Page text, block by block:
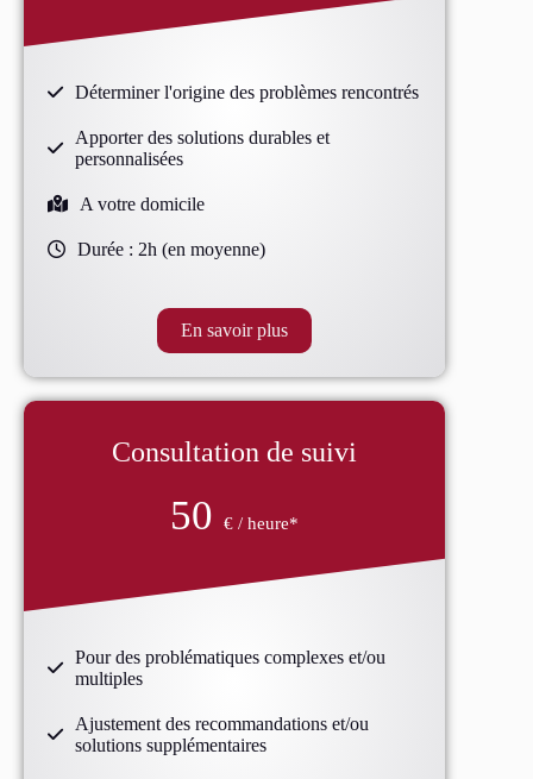
Déterminer l'origine des problèmes rencontrés
Apporter des solutions durables et
personnalisées
A votre domicile
Durée : 2h (en moyenne)
En savoir plus
Consultation de suivi
50€ / heure*
Pour des problématiques complexes et/ou
multiples
Ajustement des recommandations et/ou
solutions supplémentaires